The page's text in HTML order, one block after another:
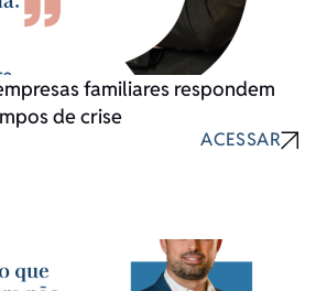
familiares respondem
de crise
ACESSAR